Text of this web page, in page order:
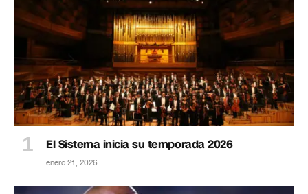
El Sistema inicia su temporada 2026
enero 21, 2026